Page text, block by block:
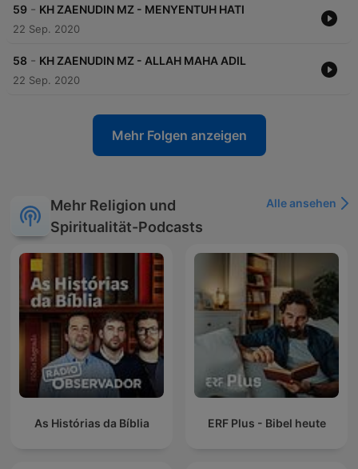
59 - KH ZAENUDIN MZ - MENYENTUH HATI
22 Sep. 2020
58 - KH ZAENUDIN MZ - ALLAH MAHA ADIL
22 Sep. 2020
Mehr Folgen anzeigen
Mehr Religion und
Spiritualität-Podcasts
Alle ansehen
As Histórias da Bíblia ERF Plus - Bibel heute